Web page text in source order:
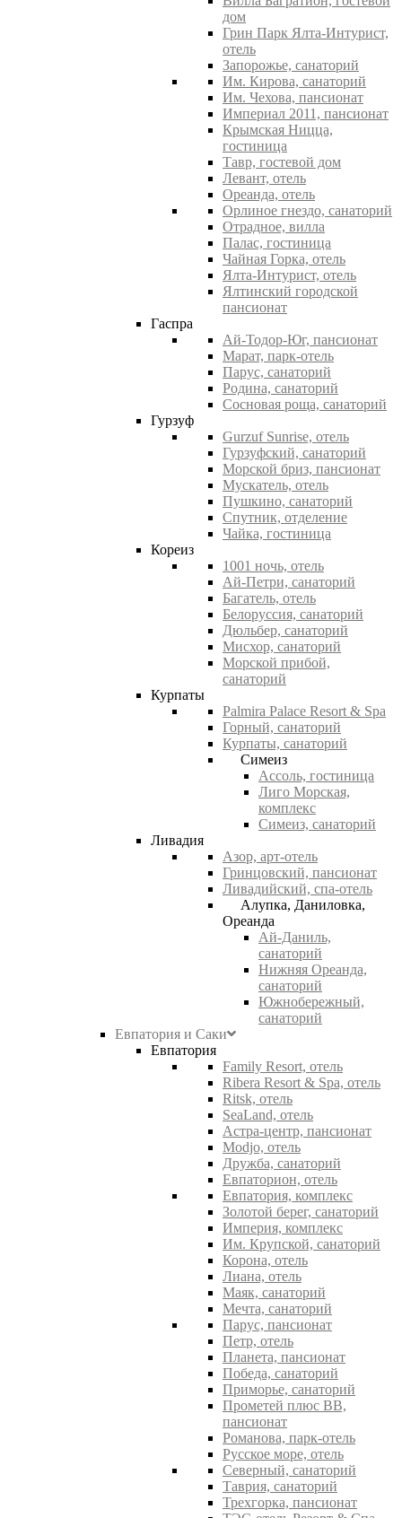
дом
Грин Парк Ялта-Интурист,
отель
Запорожье, санаторий
Им. Кирова, санаторий
Им. Чехова, пансионат
Империал 2011, пансионат
Крымская Ницца,
гостиница
Тавр, гостевой дом
Левант, отель
Ореанда, отель
Орлиное гнездо, санаторий
Отрадное, вилла
Палас, гостиница
Чайная Горка, отель
Ялта-Интурист, отель
Ялтинский городской
пансионат
Гаспра
Ай-Тодор-Юг, пансионат
Марат, парк-отель
Парус, санаторий
Родина, санаторий
Сосновая роща, санаторий
Гурзуф
Gurzuf Sunrise, отель
Гурзуфский, санаторий
Морской бриз, пансионат
Мускатель, отель
Пушкино, санаторий
Спутник, отделение
Чайка, гостиница
Кореиз
1001 ночь, отель
Ай-Петри, санаторий
Багатель, отель
Белоруссия, санаторий
Дюльбер, санаторий
Мисхор, санаторий
Морской прибой,
санаторий
Курпаты
Palmira Palace Resort & Spa
Горный, санаторий
Курпаты, санаторий
Симеиз
Ассоль, гостиница
Лиго Морская,
комплекс
Симеиз, санаторий
Ливадия
Азор, арт-отель
Гринцовский, пансионат
Ливадийский, спа-отель
Алупка, Даниловка,
Ореанда
Ай-Даниль,
санаторий
Нижняя Ореанда,
санаторий
Южнобережный,
санаторий
Евпатория и Саки
Евпатория
Family Resort, отель
Ribera Resort & Spa, отель
Ritsk, отель
SeaLand, отель
Астра-центр, пансионат
Modjo, отель
Дружба, санаторий
Евпаторион, отель
Евпатория, комплекс
Золотой берег, санаторий
Империя, комплекс
Им. Крупской, санаторий
Корона, отель
Лиана, отель
Маяк, санаторий
Мечта, санаторий
Парус, пансионат
Петр, отель
Планета, пансионат
Победа, санаторий
Приморье, санаторий
Прометей плюс ВВ,
пансионат
Романова, парк-отель
Русское море, отель
Северный, санаторий
Таврия, санаторий
Трехгорка, пансионат